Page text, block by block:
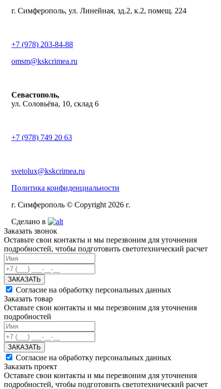
г. Симферополь, ул. Линейная, зд.2, к.2, помещ. 224
+7 (978) 203-84-88
omsm@kskcrimea.ru
Севастополь,
ул. Соловьёва, 10, склад 6
+7 (978) 749 20 63
svetolux@kskcrimea.ru
Политика конфиденциальности
г. Симферополь © Copyright 2026 г.
Сделано в
Заказать звонок
Оставьте свои контакты и мы перезвоним для уточнения
подробностей, чтобы подготовить светотехнический расчет
ЗАКАЗАТЬ
Согласие на обработку персональных данных
Заказать товар
Оставьте свои контакты и мы перезвоним для уточнения
подробностей
ЗАКАЗАТЬ
Согласие на обработку персональных данных
Заказать проект
Оставьте свои контакты и мы перезвоним для уточнения
подробностей, чтобы подготовить светотехнический расчет